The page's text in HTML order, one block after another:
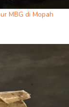
MBG di Mopah